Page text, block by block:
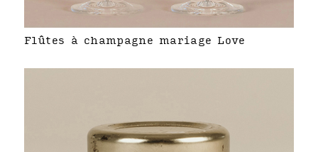
Flûtes à champagne mariage Love